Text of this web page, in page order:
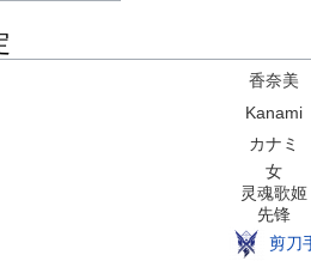
香奈美
Kanami
カナミ
女
灵魂歌姬
先锋
剪刀